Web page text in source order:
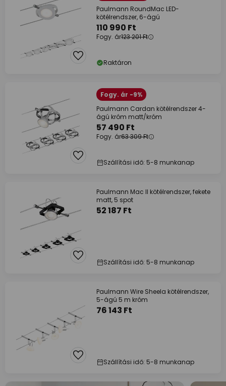
Paulmann RoundMac LED-
kötélrendszer, 6-ágú
110 990 Ft
Fogy. ár123 201 Ft
Raktáron
Fogy. ár -9%
Paulmann Cardan kötélrendszer 4-
ágú króm matt/króm
57 490 Ft
Fogy. ár63 309 Ft
Szállítási idő: 5-8 munkanap
Paulmann Mac II kötélrendszer, fekete
matt, 5 spot
52 187 Ft
Szállítási idő: 5-8 munkanap
Paulmann Wire Sheela kötélrendszer,
5-ágú 5 m króm
76 143 Ft
Szállítási idő: 5-8 munkanap